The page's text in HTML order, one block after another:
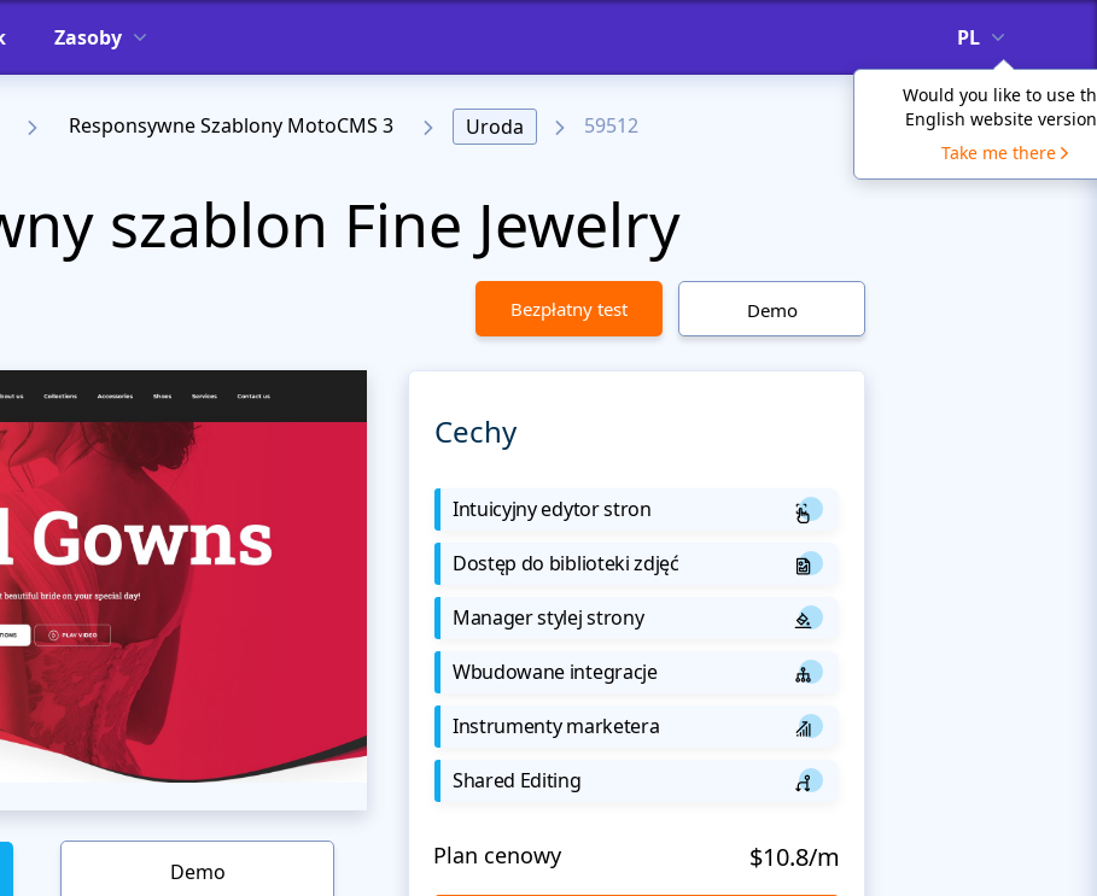
Zasoby PL
Would you like to use
English website
Take me there
Responsywne Szablony MotoCMS 3 Uroda 59512
szablon Fine Jewelry
Bezpłatny test Demo
Demo
Cechy
Intuicyjny edytor stron
Dostęp do biblioteki zdjęć
Manager stylej strony
Wbudowane integracje
Instrumenty marketera
Shared Editing
Plan cenowy $10.8/m